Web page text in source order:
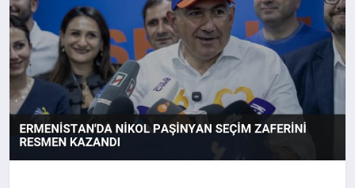
SAĞLIK
SPOR
TEKNOLOJI